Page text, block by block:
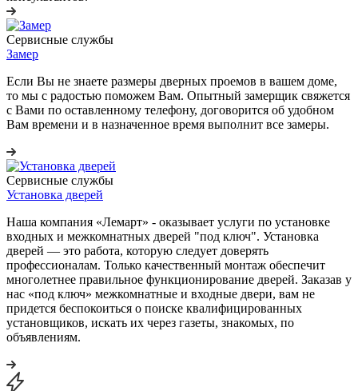
Сервисные службы
Замер
Если Вы не знаете размеры дверных проемов в вашем доме,
то мы с радостью поможем Вам. Опытный замерщик свяжется
с Вами по оставленному телефону, договорится об удобном
Вам времени и в назначенное время выполнит все замеры.
Сервисные службы
Установка дверей
Наша компания «Лемарт» - оказывает услуги по установке
входных и межкомнатных дверей "под ключ". Установка
дверей — это работа, которую следует доверять
профессионалам. Только качественный монтаж обеспечит
многолетнее правильное функционирование дверей. Заказав у
нас «под ключ» межкомнатные и входные двери, вам не
придется беспокоиться о поиске квалифицированных
установщиков, искать их через газеты, знакомых, по
объявлениям.